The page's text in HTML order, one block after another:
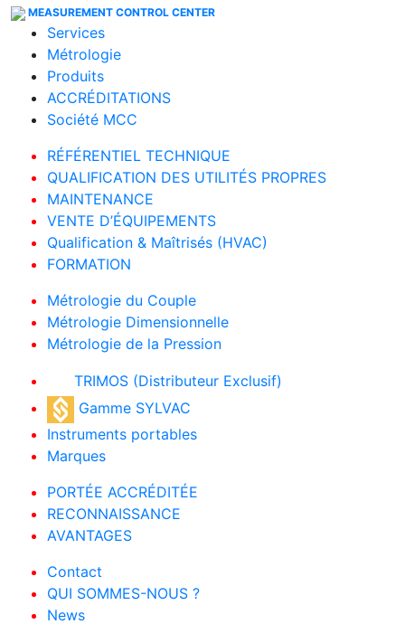
MEASUREMENT CONTROL CENTER
Services
Métrologie
Produits
ACCRÉDITATIONS
Société MCC
RÉFÉRENTIEL TECHNIQUE
QUALIFICATION DES UTILITÉS PROPRES
MAINTENANCE
VENTE D’ÉQUIPEMENTS
Qualification & Maîtrisés (HVAC)
FORMATION
Métrologie du Couple
Métrologie Dimensionnelle
Métrologie de la Pression
TRIMOS (Distributeur Exclusif)
Gamme SYLVAC
Instruments portables
Marques
PORTÉE ACCRÉDITÉE
RECONNAISSANCE
AVANTAGES
Contact
QUI SOMMES-NOUS ?
News